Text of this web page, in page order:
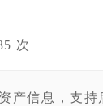
次
产信息，支持